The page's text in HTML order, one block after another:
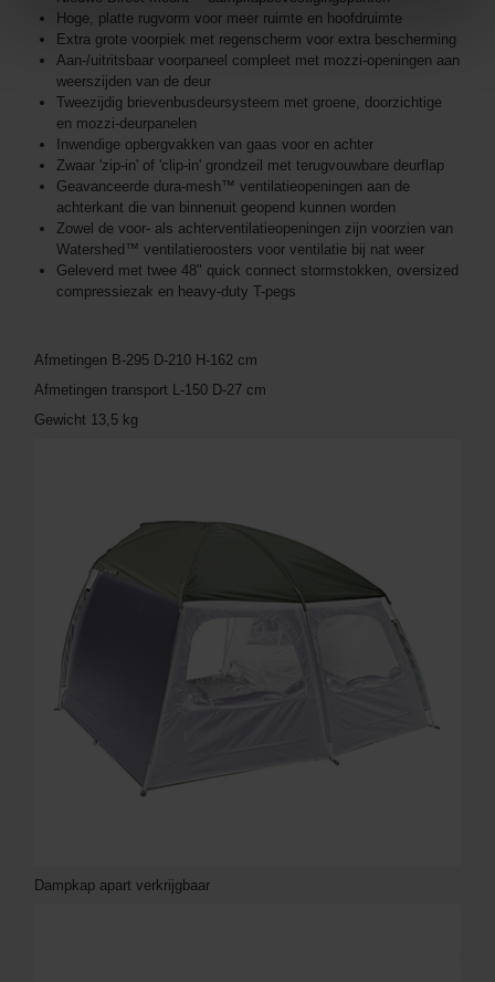
Hoge, platte rugvorm voor meer ruimte en hoofdruimte
Extra grote voorpiek met regenscherm voor extra bescherming
Aan-/uitritsbaar voorpaneel compleet met mozzi-openingen aan
weerszijden van de deur
Tweezijdig brievenbusdeursysteem met groene, doorzichtige
en mozzi-deurpanelen
Inwendige opbergvakken van gaas voor en achter
Zwaar 'zip-in' of 'clip-in' grondzeil met terugvouwbare deurflap
Geavanceerde dura-mesh™ ventilatieopeningen aan de
achterkant die van binnenuit geopend kunnen worden
Zowel de voor- als achterventilatieopeningen zijn voorzien van
Watershed™ ventilatieroosters voor ventilatie bij nat weer
Geleverd met twee 48" quick connect stormstokken, oversized
compressiezak en heavy-duty T-pegs
Afmetingen B-295 D-210 H-162 cm
Afmetingen transport L-150 D-27 cm
Gewicht 13,5 kg
Dampkap apart verkrijgbaar